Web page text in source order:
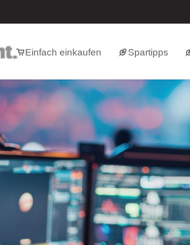
Einfach einkaufen Spartipps